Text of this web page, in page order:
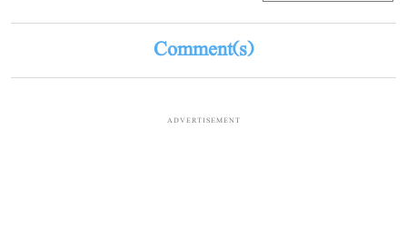
Comment(s)
ADVERTISEMENT